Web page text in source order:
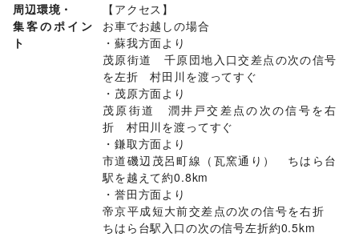
周辺環境・
集客のポイン
ト
【アクセス】
お車でお越しの場合
・蘇我方面より
茂原街道　千原団地入口交差点の次の信号
を左折　村田川を渡ってすぐ
・茂原方面より
茂原街道　潤井戸交差点の次の信号を右
折　村田川を渡ってすぐ
・鎌取方面より
市道磯辺茂呂町線（瓦窯通り）　ちはら台
駅を越えて約0.8km
・誉田方面より
帝京平成短大前交差点の次の信号を右折
ちはら台駅入口の次の信号左折約0.5km